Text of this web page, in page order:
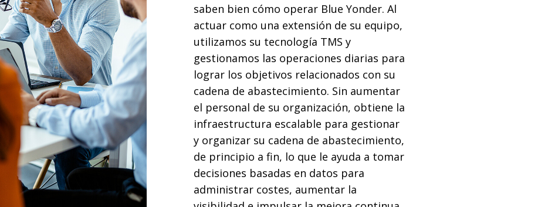
saben bien cómo operar Blue Yonder. Al
actuar como una extensión de su equipo,
utilizamos su tecnología TMS y
gestionamos las operaciones diarias para
lograr los objetivos relacionados con su
cadena de abastecimiento. Sin aumentar
el personal de su organización, obtiene la
infraestructura escalable para gestionar
y organizar su cadena de abastecimiento,
de principio a fin, lo que le ayuda a tomar
decisiones basadas en datos para
administrar costes, aumentar la